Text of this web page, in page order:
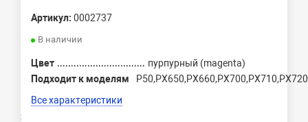
Артикул: 0002737
В наличии
Цвет
пурпурный (magenta)
Подходит к моделям
Все характеристики